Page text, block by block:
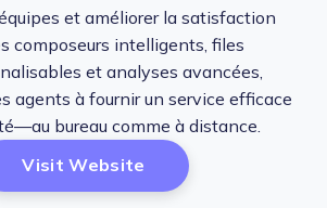
et améliorer la satisfaction
composeurs intelligents, files
et analyses avancées,
agents à fournir un service efficace
bureau comme à distance.
Visit Website Opens New Window